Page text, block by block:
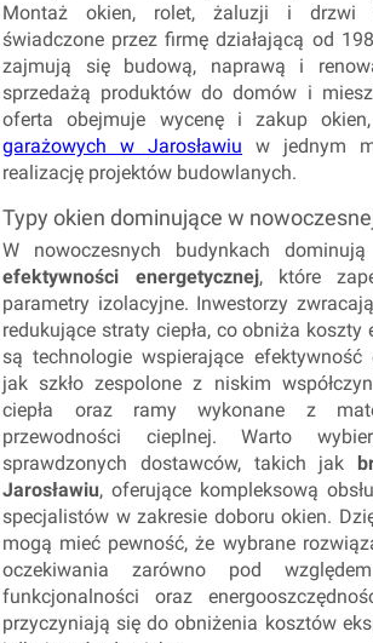
Montaż okien, rolet, żaluzji i drzwi
świadczone przez firmę działającą od
zajmują się budową, naprawą i
sprzedażą produktów do domów i
oferta obejmuje wycenę i zakup
garażowych w Jarosławiu w jednym
realizację projektów budowlanych.
Typy okien dominujące w
W nowoczesnych budynkach
efektywności energetycznej, które
parametry izolacyjne. Inwestorzy
redukujące straty ciepła, co obniża
są technologie wspierające efektywność
jak szkło zespolone z niskim
ciepła oraz ramy wykonane z
przewodności cieplnej. Warto
sprawdzonych dostawców, takich jak
Jarosławiu, oferujące kompleksową
specjalistów w zakresie doboru okien.
mogą mieć pewność, że wybrane
oczekiwania zarówno pod
funkcjonalności oraz
przyczyniają się do obniżenia kosztów